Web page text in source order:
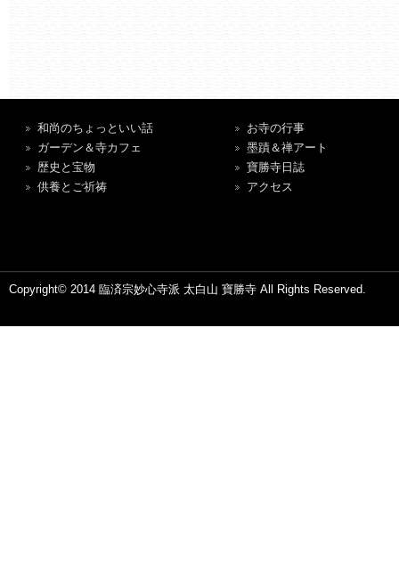
和尚のちょっといい話
ガーデン＆寺カフェ
歴史と宝物
供養とご祈祷
お寺の行事
墨蹟＆禅アート
寶勝寺日誌
アクセス
Copyright© 2014 臨済宗妙心寺派 太白山 寶勝寺 All Rights Reserved.